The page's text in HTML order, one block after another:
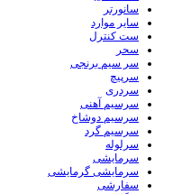
سانورتر
سایر موارد
ست کنترل
سحر
سر سیم برنجی
سرپیچ
سردری
سرسیم آهنی
سرسیم دوشاخ
سرسیم گرد
سرلوله
سرمایشی
سرمایشی گرمایشی
سفارشی